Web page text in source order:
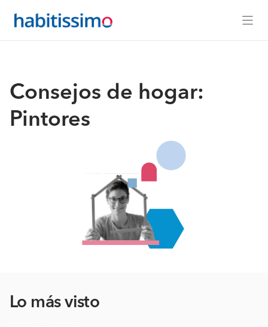
Consejos de hogar:
Pintores
Lo más visto